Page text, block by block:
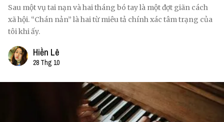
Sau một vụ tai nạn và hai tháng bó tay là một đợt giãn cách
xã hội. “Chán nản” là hai từ miêu tả chính xác tâm trạng của
tôi khi ấy.
Hiền Lê
28 Thg 10